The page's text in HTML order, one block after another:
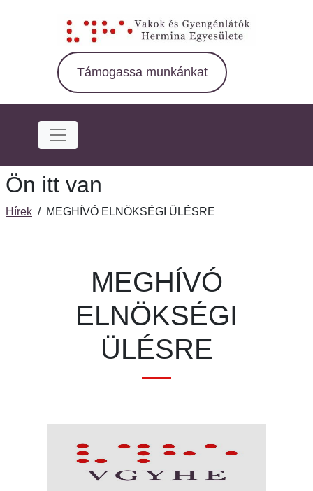
Támogassa munkánkat
Ön itt van
Hírek /MEGHÍVÓ ELNÖKSÉGI ÜLÉSRE
MEGHÍVÓ
ELNÖKSÉGI
ÜLÉSRE